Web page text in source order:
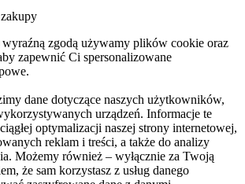
wyraźną zgodą używamy plików cookie oraz
zapewnić Ci spersonalizowane
dane dotyczące naszych użytkowników,
urządzeń. Informacje te
optymalizacji naszej strony internetowej,
reklam i treści, a także do analizy
Możemy również – wyłącznie za Twoją
że sam korzystasz z usług danego